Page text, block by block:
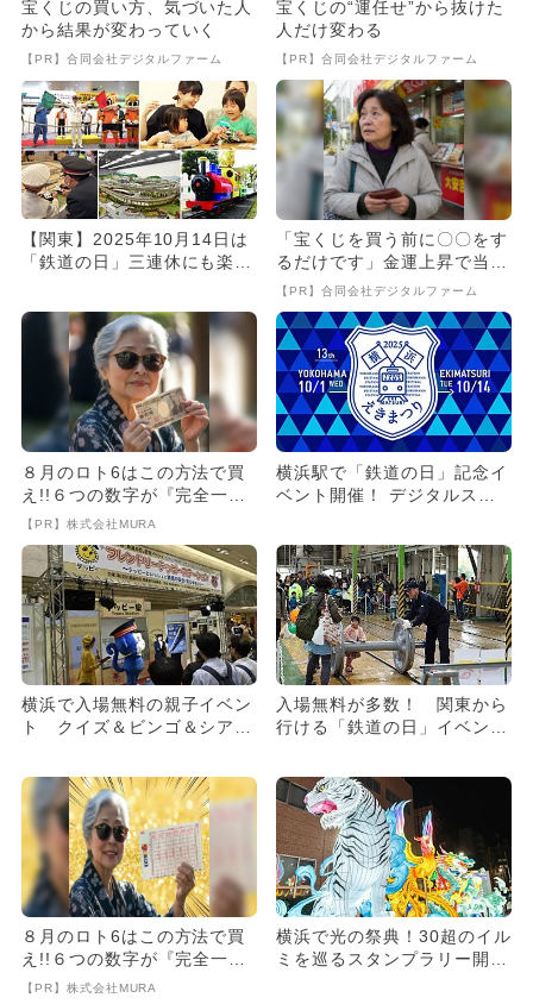
宝くじの買い方、気づいた人
から結果が変わっていく
【PR】合同会社デジタルファーム
宝くじの“運任せ”から抜けた
人だけ変わる
【PR】合同会社デジタルファーム
【関東】2025年10月14日は
「鉄道の日」三連休にも楽し
「宝くじを買う前に〇〇をす
るだけです」金運上昇で当選
者が続出
【PR】合同会社デジタルファーム
８月のロト6はこの方法で買
え!!６つの数字が『完全一
致』する方法
【PR】株式会社MURA
横浜駅で「鉄道の日」記念イ
ベント開催！ デジタルスタ
横浜で入場無料の親子イベン
ト クイズ＆ビンゴ＆シアタ
入場無料が多数！ 関東から
行ける「鉄道の日」イベント
８月のロト6はこの方法で買
え!!６つの数字が『完全一
致』する方法
【PR】株式会社MURA
横浜で光の祭典！30超のイル
ミを巡るスタンプラリー開